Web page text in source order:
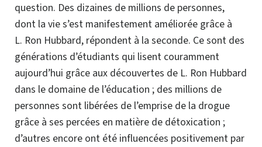
question. Des dizaines de millions de personnes,
dont la vie s’est manifestement améliorée grâce à
L. Ron Hubbard, répondent à la seconde. Ce sont des
générations d’étudiants qui lisent couramment
aujourd’hui grâce aux découvertes de L. Ron Hubbard
dans le domaine de l’éducation ; des millions de
personnes sont libérées de l’emprise de la drogue
grâce à ses percées en matière de détoxication ;
d’autres encore ont été influencées positivement par